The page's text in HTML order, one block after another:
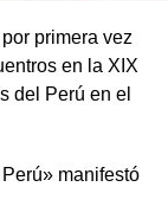
primera vez
en la XIX
del Perú en el
manifestó